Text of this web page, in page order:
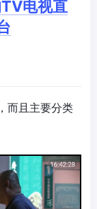
电视直
而且主要分类